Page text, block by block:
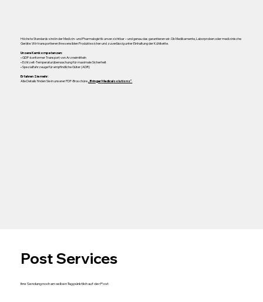
Post Services
Ihre Sendung noch am selben Tag pünktlich auf der Post
Höchste Standards sind in der Medizin- und Pharmalogistik unverzichtbar – und genau das garantieren wir. Ob Medikamente, Laborproben oder medizinische
Geräte: Wir transportieren Ihre sensiblen Produkte sicher und zuverlässig unter Einhaltung der Kühlkette.
Unsere Kernkompetenzen:
• GDP-konformer Transport von Arzneimitteln
• Echtzeit-Temperaturüberwachung für maximale Sicherheit
• Spezialfahrzeuge für empfindliche Güter (ADR)
Erfahren Sie mehr:
Alle Details finden Sie in unserer PDF-Broschüre „BringerMedicalsolutions“.